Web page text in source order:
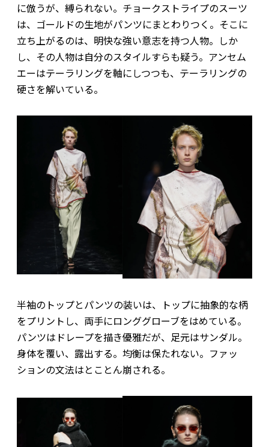
に倣うが、縛られない。チョークストライプのスーツ
は、ゴールドの生地がパンツにまとわりつく。そこに
立ち上がるのは、明快な強い意志を持つ人物。しか
し、その人物は自分のスタイルすらも疑う。アンセム
エーはテーラリングを軸にしつつも、テーラリングの
硬さを解いている。
半袖のトップとパンツの装いは、トップに抽象的な柄
をプリントし、両手にロンググローブをはめている。
パンツはドレープを描き優雅だが、足元はサンダル。
身体を覆い、露出する。均衡は保たれない。ファッ
ションの文法はとことん崩される。